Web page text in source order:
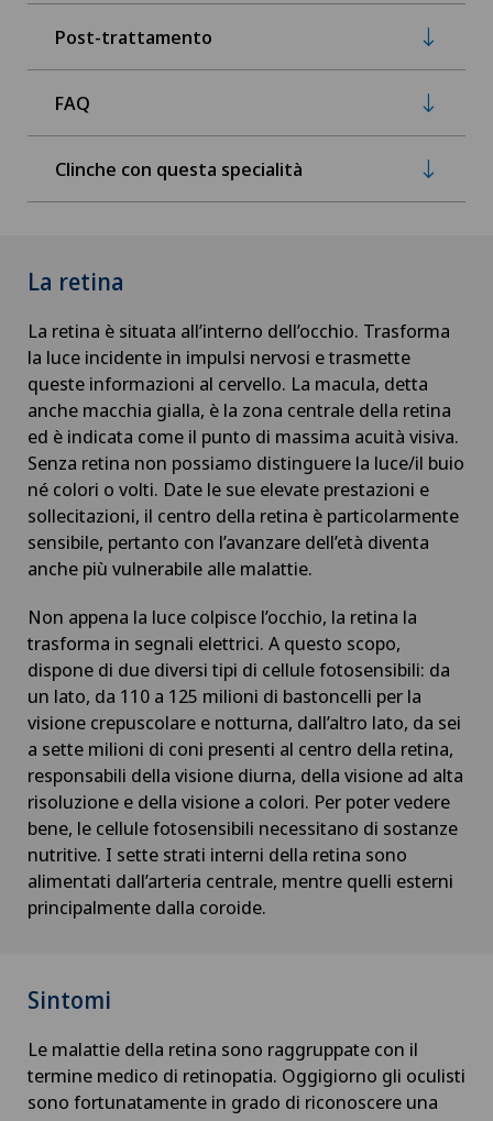
Post-trattamento
FAQ
Clinche con questa specialità
La retina
La retina è situata all’interno dell’occhio. Trasforma
la luce incidente in impulsi nervosi e trasmette
queste informazioni al cervello. La macula, detta
anche macchia gialla, è la zona centrale della retina
ed è indicata come il punto di massima acuità visiva.
Senza retina non possiamo distinguere la luce/il buio
né colori o volti. Date le sue elevate prestazioni e
sollecitazioni, il centro della retina è particolarmente
sensibile, pertanto con l’avanzare dell’età diventa
anche più vulnerabile alle malattie.
Non appena la luce colpisce l’occhio, la retina la
trasforma in segnali elettrici. A questo scopo,
dispone di due diversi tipi di cellule fotosensibili: da
un lato, da 110 a 125 milioni di bastoncelli per la
visione crepuscolare e notturna, dall’altro lato, da sei
a sette milioni di coni presenti al centro della retina,
responsabili della visione diurna, della visione ad alta
risoluzione e della visione a colori. Per poter vedere
bene, le cellule fotosensibili necessitano di sostanze
nutritive. I sette strati interni della retina sono
alimentati dall’arteria centrale, mentre quelli esterni
principalmente dalla coroide.
Sintomi
Le malattie della retina sono raggruppate con il
termine medico di retinopatia. Oggigiorno gli oculisti
sono fortunatamente in grado di riconoscere una